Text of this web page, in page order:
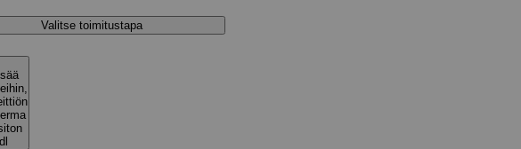
Valitse toimitustapa